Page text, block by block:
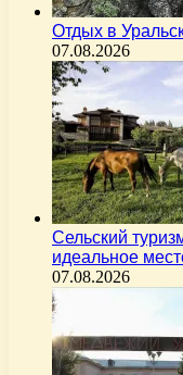
Отдых в
07.08.2026
Сельский
идеальное
07.08.2026